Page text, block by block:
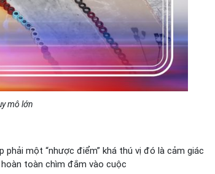
mô lớn
một “nhược điểm” khá thú vị đó là cảm giác
hoàn toàn chìm đắm vào cuộc